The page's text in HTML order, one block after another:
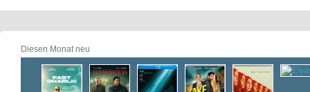
Diesen Monat neu